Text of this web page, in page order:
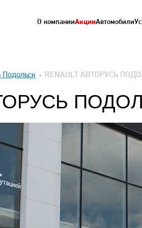
О компанииАкцииАвтомобили
RENAULT АВТОРУСЬ